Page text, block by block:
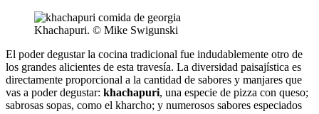
Khachapuri. © Mike Swigunski
El poder degustar la cocina tradicional fue indudablemente otro de
los grandes alicientes de esta travesía. La diversidad paisajística es
directamente proporcional a la cantidad de sabores y manjares que
vas a poder degustar: khachapuri, una especie de pizza con queso;
sabrosas sopas, como el kharcho; y numerosos sabores especiados